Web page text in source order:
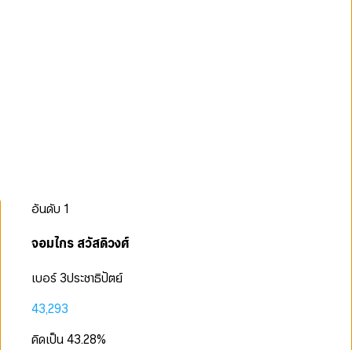
อันดับ 1
จอมไกร สวัสดิวงศ์
เบอร์ 3ประชาธิปัตย์
43,293
คิดเป็น43.28%